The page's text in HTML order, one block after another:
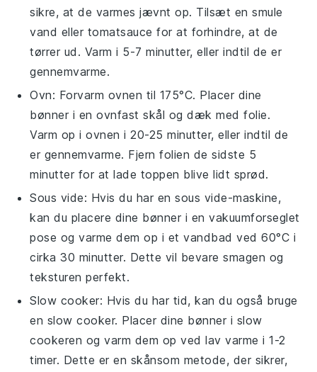
sikre, at de varmes jævnt op. Tilsæt en smule
vand eller tomatsauce for at forhindre, at de
tørrer ud. Varm i 5-7 minutter, eller indtil de er
gennemvarme.
Ovn: Forvarm ovnen til 175°C. Placer dine
bønner i en ovnfast skål og dæk med folie.
Varm op i ovnen i 20-25 minutter, eller indtil de
er gennemvarme. Fjern folien de sidste 5
minutter for at lade toppen blive lidt sprød.
Sous vide: Hvis du har en sous vide-maskine,
kan du placere dine bønner i en vakuumforseglet
pose og varme dem op i et vandbad ved 60°C i
cirka 30 minutter. Dette vil bevare smagen og
teksturen perfekt.
Slow cooker: Hvis du har tid, kan du også bruge
en slow cooker. Placer dine bønner i slow
cookeren og varm dem op ved lav varme i 1-2
timer. Dette er en skånsom metode, der sikrer,